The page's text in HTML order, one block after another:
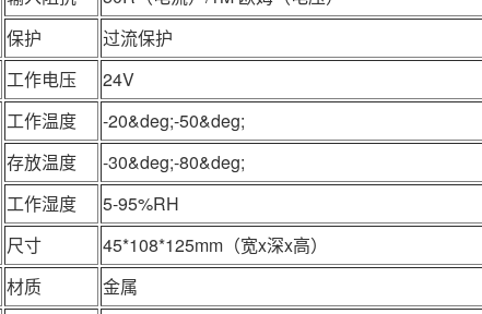
保护
过流保护
工作电压 24V
工作温度
-20&deg;-50&deg;
存放温度
-30&deg;-80&deg;
工作湿度
5-95%RH
尺寸
45*108*125mm（宽x深x高）
材质
金属